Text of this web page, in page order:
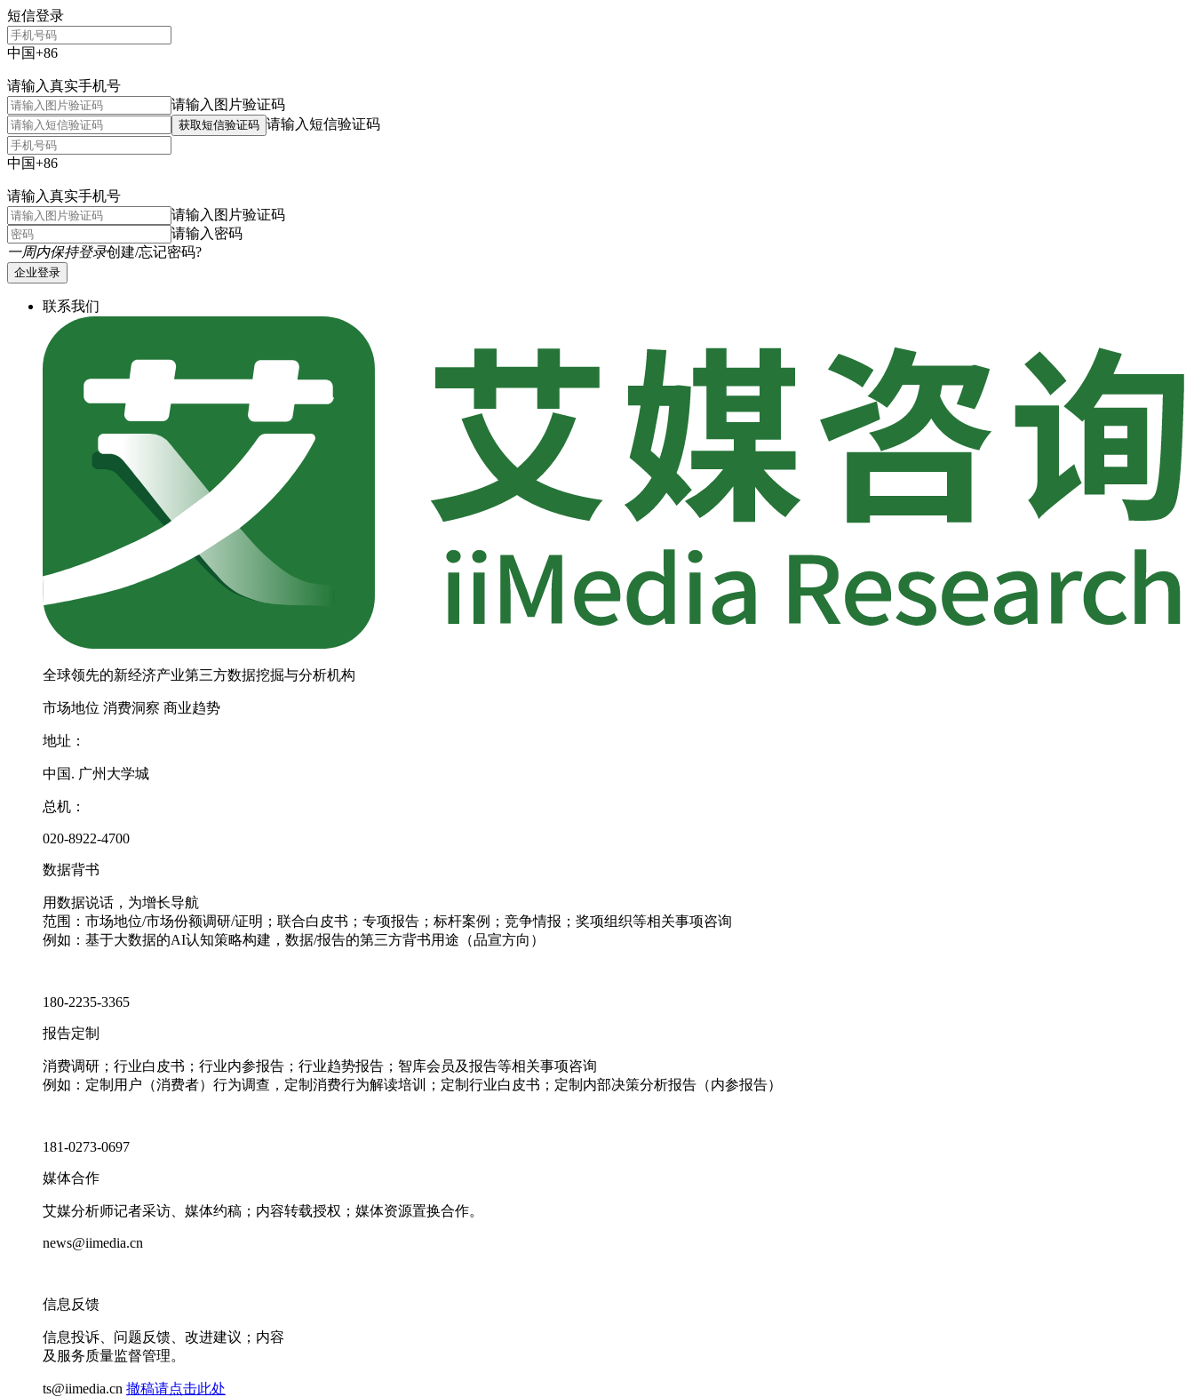
短信登录
中国+86
请输入真实手机号
请输入图片验证码
获取短信验证码 请输入短信验证码
中国+86
请输入真实手机号
请输入图片验证码
请输入密码
一周内保持登录创建/忘记密码?
企业登录
联系我们
全球领先的新经济产业第三方数据挖掘与分析机构
市场地位 消费洞察 商业趋势
地址：
中国. 广州大学城
总机：
020-8922-4700
数据背书
用数据说话，为增长导航
范围：市场地位/市场份额调研/证明；联合白皮书；专项报告；标杆案例；竞争情报；奖项组织等相关事项咨询
例如：基于大数据的AI认知策略构建，数据/报告的第三方背书用途（品宣方向）
180-2235-3365
报告定制
消费调研；行业白皮书；行业内参报告；行业趋势报告；智库会员及报告等相关事项咨询
例如：定制用户（消费者）行为调查，定制消费行为解读培训；定制行业白皮书；定制内部决策分析报告（内参报告）
181-0273-0697
媒体合作
艾媒分析师记者采访、媒体约稿；内容转载授权；媒体资源置换合作。
news@iimedia.cn
信息反馈
信息投诉、问题反馈、改进建议；内容
及服务质量监督管理。
ts@iimedia.cn 撤稿请点击此处